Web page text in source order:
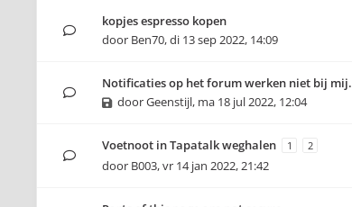
kopjes espresso kopen
door Ben70,di 13 sep 2022, 14:09
Notificaties op het forum werken niet bij mij.
doorGeenstijl, ma 18 jul 2022, 12:04
Voetnoot in Tapatalk weghalen 1 2
door B003,vr 14 jan 2022, 21:42